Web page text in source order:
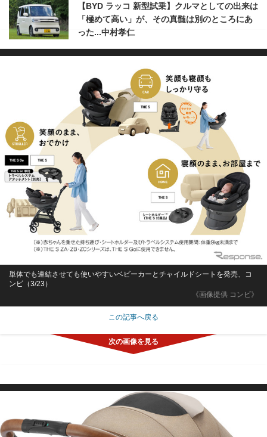
【BYD ラッコ 新型試乗】クルマとしての出来は
「極めて高い」が、その真髄は別のところにあ
った...中村孝仁
《画像提供 コンビ》
単体でも連結させても使いやすいベビーカーとチャイルドシートを発売、コ
ンビ（3/23）
この記事へ戻る